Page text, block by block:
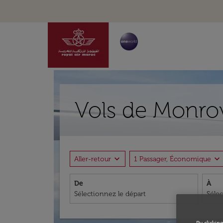
Vols de
Aller-retour expand_more 1 Passager, Économique expand_more
De À